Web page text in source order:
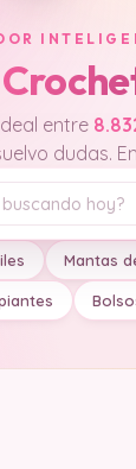
entre
dudas.
Mantas